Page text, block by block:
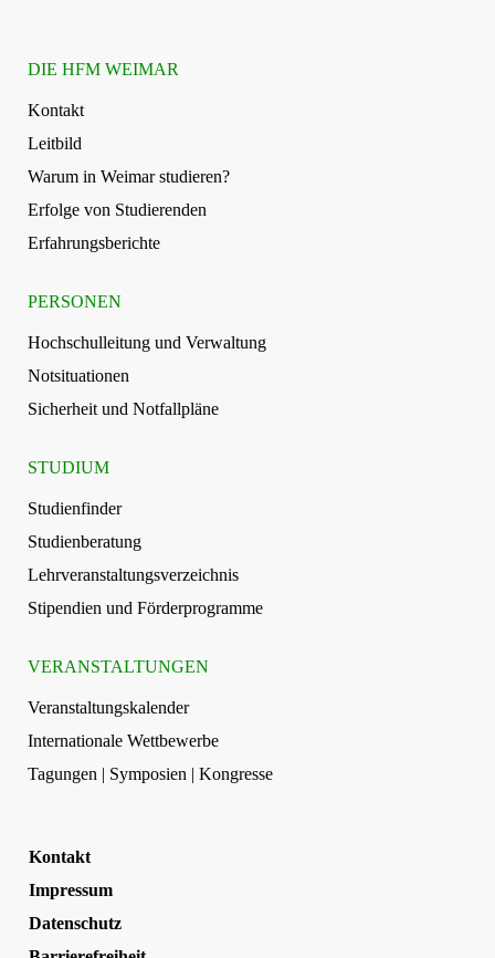
DIE HFM WEIMAR
Kontakt
Leitbild
Warum in Weimar studieren?
Erfolge von Studierenden
Erfahrungsberichte
PERSONEN
Hochschulleitung und Verwaltung
Notsituationen
Sicherheit und Notfallpläne
STUDIUM
Studienfinder
Studienberatung
Lehrveranstaltungsverzeichnis
Stipendien und Förderprogramme
VERANSTALTUNGEN
Veranstaltungskalender
Internationale Wettbewerbe
Tagungen | Symposien | Kongresse
Kontakt
Impressum
Datenschutz